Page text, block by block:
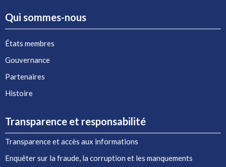
Qui sommes-nous
États membres
Gouvernance
Partenaires
Histoire
Transparence et responsabilité
Transparence et accès aux informations
Enquêter sur la fraude, la corruption et les manquements